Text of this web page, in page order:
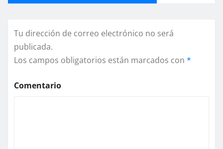
Tu dirección de correo electrónico no será
publicada.
Los campos obligatorios están marcados con *
Comentario